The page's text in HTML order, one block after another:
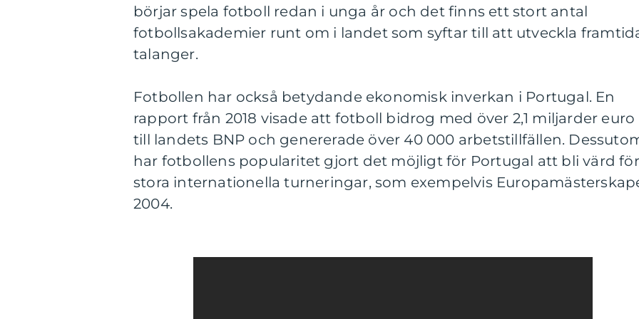
börjar spela fotboll redan i unga år och det finns ett stort antal
fotbollsakademier runt om i landet som syftar till att utveckla
talanger.
Fotbollen har också betydande ekonomisk inverkan i Portugal. En
rapport från 2018 visade att fotboll bidrog med över 2,1 miljarder euro
till landets BNP och genererade över 40 000 arbetstillfällen.
har fotbollens popularitet gjort det möjligt för Portugal att bli värd för
stora internationella turneringar, som exempelvis
2004.